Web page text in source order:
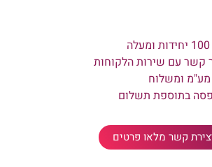
קשר עם שירות הלקוחות
ומשלוח
בתוספת תשלום
קשר מלאו פרטים